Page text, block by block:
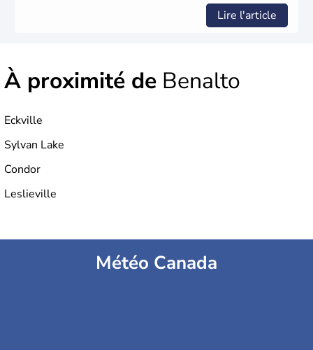
Lire l'article
À proximité de Benalto
Eckville
Sylvan Lake
Condor
Leslieville
Météo Canada